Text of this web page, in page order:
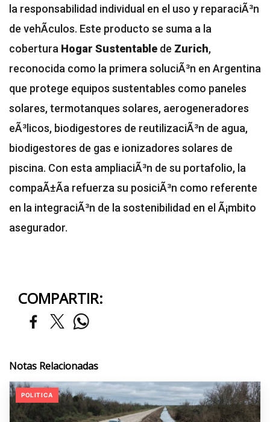
la responsabilidad individual en el uso y reparaciÃ³n
de vehÃ­culos. Este producto se suma a la
cobertura Hogar Sustentable de Zurich,
reconocida como la primera soluciÃ³n en Argentina
que protege equipos sustentables como paneles
solares, termotanques solares, aerogeneradores
eÃ³licos, biodigestores de reutilizaciÃ³n de agua,
biodigestores de gas e ionizadores solares de
piscina. Con esta ampliaciÃ³n de su portafolio, la
compaÃ±Ã­a refuerza su posiciÃ³n como referente
en la integraciÃ³n de la sostenibilidad en el Ã¡mbito
asegurador.
COMPARTIR:
Notas Relacionadas
POLITICA